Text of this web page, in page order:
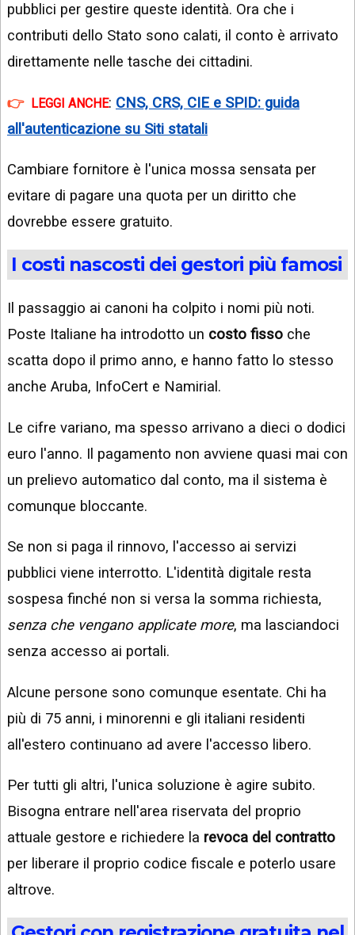
pubblici per gestire queste identità. Ora che i
contributi dello Stato sono calati, il conto è arrivato
direttamente nelle tasche dei cittadini.
LEGGI ANCHE: CNS, CRS, CIE e SPID: guida
all'autenticazione su Siti statali
Cambiare fornitore è l'unica mossa sensata per
evitare di pagare una quota per un diritto che
dovrebbe essere gratuito.
I costi nascosti dei gestori più famosi
Il passaggio ai canoni ha colpito i nomi più noti.
Poste Italiane ha introdotto un costo fisso che
scatta dopo il primo anno, e hanno fatto lo stesso
anche Aruba, InfoCert e Namirial.
Le cifre variano, ma spesso arrivano a dieci o dodici
euro l'anno. Il pagamento non avviene quasi mai con
un prelievo automatico dal conto, ma il sistema è
comunque bloccante.
Se non si paga il rinnovo, l'accesso ai servizi
pubblici viene interrotto. L'identità digitale resta
sospesa finché non si versa la somma richiesta,
senza che vengano applicate more, ma lasciandoci
senza accesso ai portali.
Alcune persone sono comunque esentate. Chi ha
più di 75 anni, i minorenni e gli italiani residenti
all'estero continuano ad avere l'accesso libero.
Per tutti gli altri, l'unica soluzione è agire subito.
Bisogna entrare nell'area riservata del proprio
attuale gestore e richiedere la revoca del contratto
per liberare il proprio codice fiscale e poterlo usare
altrove.